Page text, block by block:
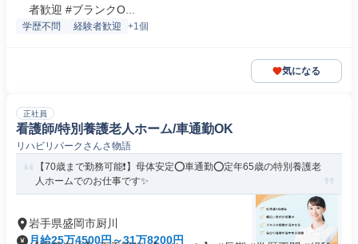
者歓迎 #ブランクO...
学歴不問 経験者歓迎 +1個
気になる
正社員
看護師/特別養護老人ホーム/車通勤OK
リハビリパークさんさ物語
【70歳まで勤務可能❗️】母体安定⭕車通勤⭕定年65歳の特別養護老
人ホームでのお仕事です✨
岩手県盛岡市厨川
月給25万4500円～31万8200円